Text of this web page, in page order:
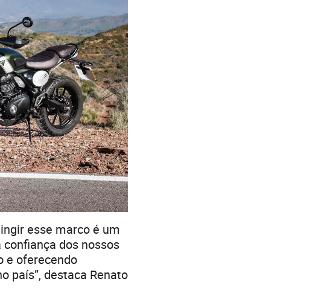
esse marco é um
dos nossos
e oferecendo
país”, destaca Renato